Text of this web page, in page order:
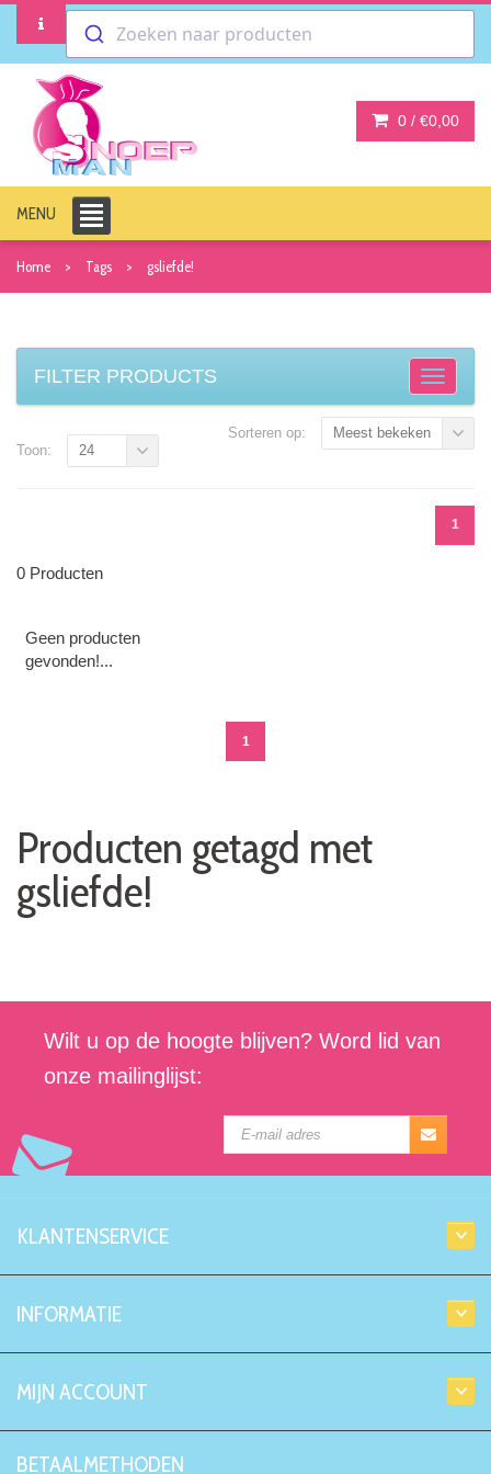
Zoeken naar producten
0 / €0,00
MENU
Home Tags gsliefde!
FILTER PRODUCTS
Sorteren op: Meest bekeken
1
Toon: 24
0 Producten
Geen producten
gevonden!...
1
Producten getagd met
gsliefde!
Wilt u op de hoogte blijven? Word lid van
onze mailinglijst:
KLANTENSERVICE
INFORMATIE
MIJN ACCOUNT
BETAALMETHODEN